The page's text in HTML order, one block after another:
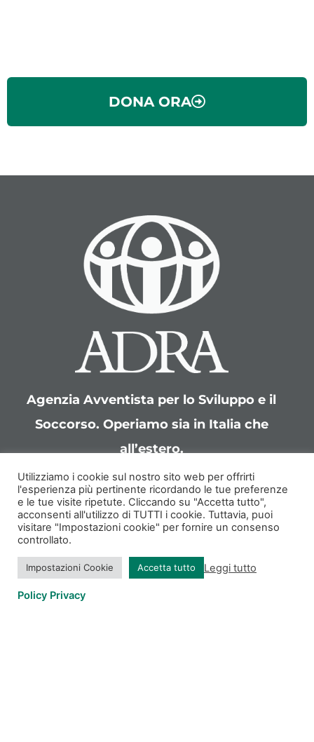
DONA ORA
Agenzia Avventista per lo Sviluppo e il
Soccorso. Operiamo sia in Italia che
all’estero.
ADRA Italia ETS
Lungotevere Michelangelo 7
00192 Roma
Seguici Sui Social
Utilizziamo i cookie sul nostro sito web per offrirti
l'esperienza più pertinente ricordando le tue preferenze
e le tue visite ripetute. Cliccando su "Accetta tutto",
acconsenti all'utilizzo di TUTTI i cookie. Tuttavia, puoi
visitare "Impostazioni cookie" per fornire un consenso
controllato.
Impostazioni Cookie Accetta tutto Leggi tutto
Policy Privacy